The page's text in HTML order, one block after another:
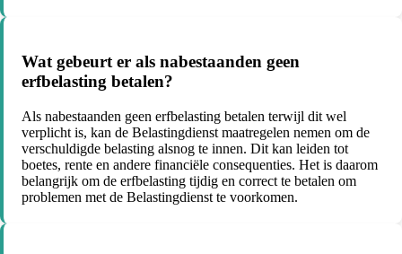
Wat gebeurt er als nabestaanden geen
erfbelasting betalen?
Als nabestaanden geen erfbelasting betalen terwijl dit wel
verplicht is, kan de Belastingdienst maatregelen nemen om de
verschuldigde belasting alsnog te innen. Dit kan leiden tot
boetes, rente en andere financiële consequenties. Het is daarom
belangrijk om de erfbelasting tijdig en correct te betalen om
problemen met de Belastingdienst te voorkomen.